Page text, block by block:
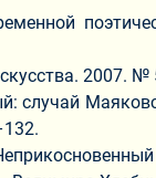
2007. №
случай